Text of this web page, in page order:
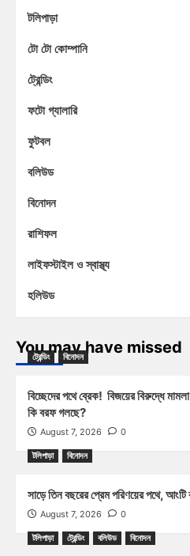
টলিপাড়া
টো টো কোম্পানি
ট্রেন্ডিং
ফটো গ্যালারি
ফুটবল
বলিউড
বিনোদন
রাশিফল
লাইফস্টাইল ও স্বাস্থ্য
হলিউড
You may have missed
ট্রেন্ডিং বিনোদন
বিচ্ছেদের পথে ব্রেক! বিজয়ের বিরুদ্ধে
কি বরফ গলছে?
August 7, 2026 0
টলিপাড়া বিনোদন
সাড়ে তিন বছরের প্রেম পরিণয়ের পথে,
August 7, 2026 0
টলিপাড়া ট্রেন্ডিং বলিউড বিনোদন